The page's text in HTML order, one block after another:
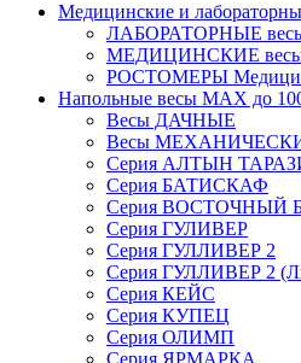
Медицинские и
ЛАБОРАТОРНЫЕ
МЕДИЦИНСКИЕ
РОСТОМЕРЫ
Напольные весы MAX до
Весы ДАЧНЫЕ
Весы
Серия АЛТЫН
Серия БАТИСКАФ
Серия ВОСТОЧНЫЙ
Серия ГУЛИВЕР
Серия ГУЛЛИВЕР 2
Серия ГУЛЛИВЕР 2
Серия КЕЙС
Серия КУПЕЦ
Серия ОЛИМП
Серия ЯРМАРКА